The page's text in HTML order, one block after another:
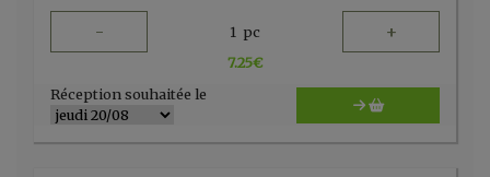
- 1 pc +
7.25€
Réception souhaitée le